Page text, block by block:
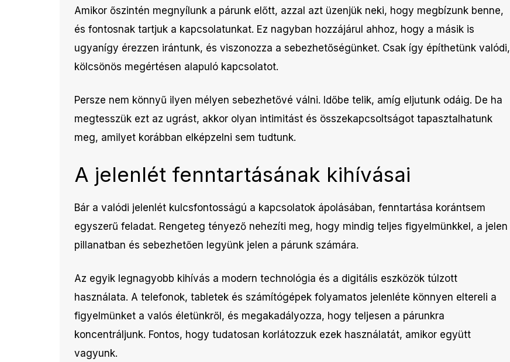
Amikor őszintén megnyílunk a párunk előtt, azzal azt üzenjük neki, hogy megbízunk benne,
és fontosnak tartjuk a kapcsolatunkat. Ez nagyban hozzájárul ahhoz, hogy a másik is
ugyanígy érezzen irántunk, és viszonozza a sebezhetőségünket. Csak így építhetünk valódi,
kölcsönös megértésen alapuló kapcsolatot.
Persze nem könnyű ilyen mélyen sebezhetővé válni. Időbe telik, amíg eljutunk odáig. De ha
megtesszük ezt az ugrást, akkor olyan intimitást és összekapcsoltságot tapasztalhatunk
meg, amilyet korábban elképzelni sem tudtunk.
A jelenlét fenntartásának kihívásai
Bár a valódi jelenlét kulcsfontosságú a kapcsolatok ápolásában, fenntartása korántsem
egyszerű feladat. Rengeteg tényező nehezíti meg, hogy mindig teljes figyelmünkkel, a jelen
pillanatban és sebezhetően legyünk jelen a párunk számára.
Az egyik legnagyobb kihívás a modern technológia és a digitális eszközök túlzott
használata. A telefonok, tabletek és számítógépek folyamatos jelenléte könnyen eltereli a
figyelmünket a valós életünkről, és megakadályozza, hogy teljesen a párunkra
koncentráljunk. Fontos, hogy tudatosan korlátozzuk ezek használatát, amikor együtt
vagyunk.